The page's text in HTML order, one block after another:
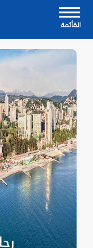
القأئمة